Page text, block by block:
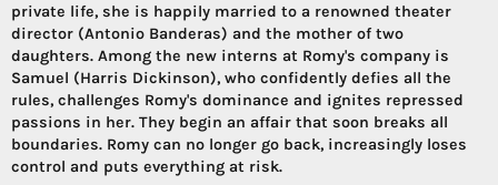
private life, she is happily married to a renowned theater
director (Antonio Banderas) and the mother of two
daughters. Among the new interns at Romy's company is
Samuel (Harris Dickinson), who confidently defies all the
rules, challenges Romy's dominance and ignites repressed
passions in her. They begin an affair that soon breaks all
boundaries. Romy can no longer go back, increasingly loses
control and puts everything at risk.